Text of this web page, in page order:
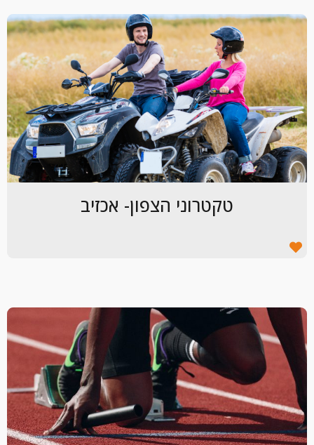
טקטרוני הצפון- אכזיב